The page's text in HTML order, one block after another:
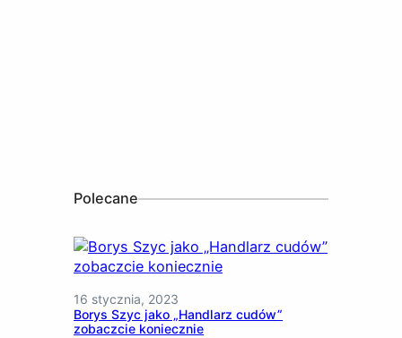
Polecane
16 stycznia, 2023
Borys Szyc jako „Handlarz cudów”
zobaczcie koniecznie